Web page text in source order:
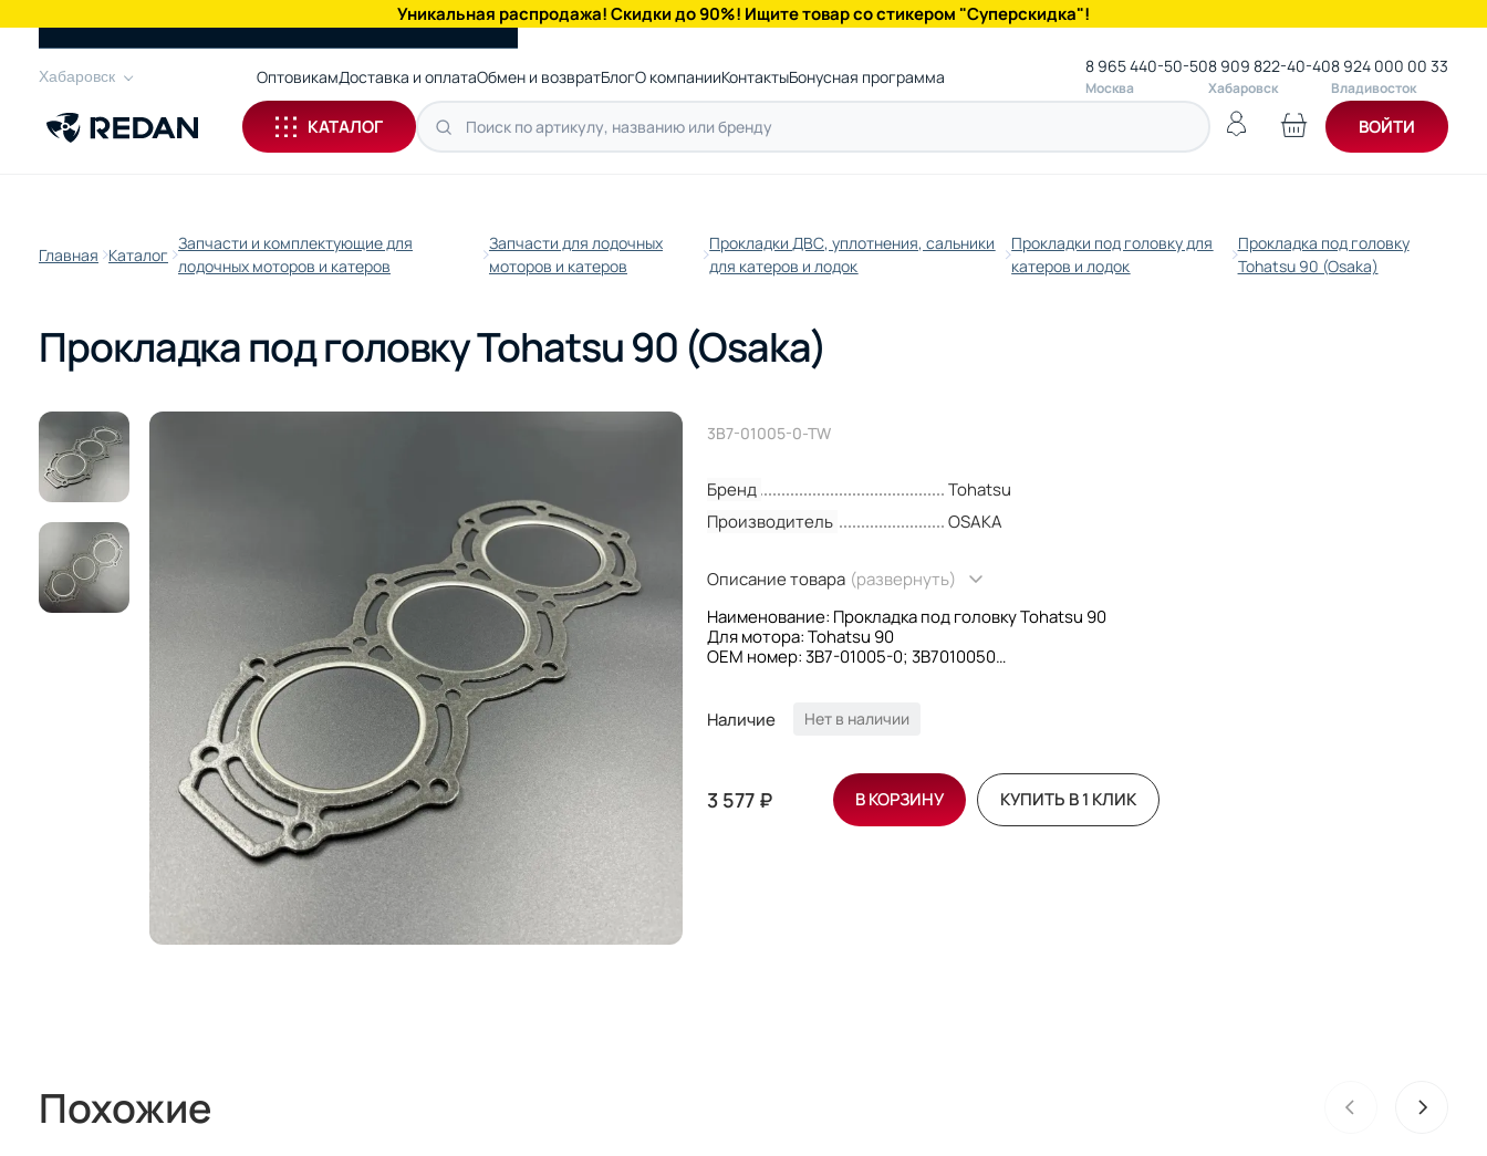
Уникальная распродажа! Скидки до 90%! Ищите товар со стикером "Суперскидка"!
Хабаровск ОптовикамДоставка и оплатаОбмен и возвратБлогО компанииКонтактыБонусная программа 8 965 440-50-50
Москва
8 909 822-40-40
Хабаровск
8 924 000 00 33
Владивосток
КАТАЛОГ ВОЙТИ
Главная Каталог
Запчасти и комплектующие для
лодочных моторов и катеров
Запчасти для лодочных
моторов и катеров
Прокладки ДВС, уплотнения, сальники
для катеров и лодок
Прокладки под головку для
катеров и лодок
Прокладка под головку
Tohatsu 90 (Osaka)
Прокладка под головку Tohatsu 90 (Osaka)
3B7-01005-0-TW
Бренд
Tohatsu
Производитель
OSAKA
Описание товара (развернуть)
Наименование: Прокладка под головку Tohatsu 90
Для мотора: Tohatsu 90
OEM номер: 3B7-01005-0; 3B7010050
Наличие
Нет в наличии
3 577 ₽ В КОРЗИНУ КУПИТЬ В 1 КЛИК
Похожие